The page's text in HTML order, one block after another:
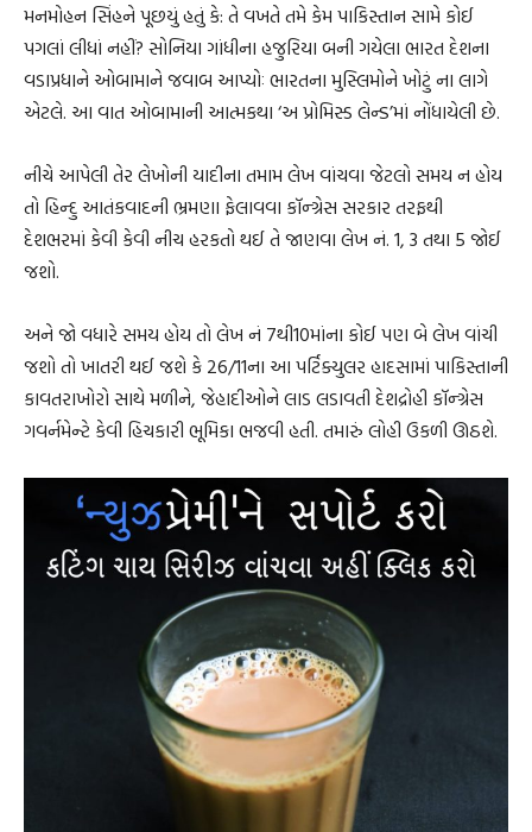
મનમોહન સિંહને પૂછયું હતું કે: તે વખતે તમે કેમ પાકિસ્તાન સામે કોઈ
પગલાં લીધાં નહીં? સોનિયા ગાંધીના હજુરિયા બની ગયેલા ભારત દેશના
વડાપ્રધાને ઓબામાને જવાબ આપ્યોઃ ભારતના મુસ્લિમોને ખોટું ના લાગે
એટલે. આ વાત ઓબામાની આત્મકથા ‘અ પ્રોમિસ્ડ લેન્ડ’માં નોંધાયેલી છે.
નીચે આપેલી તેર લેખોની યાદીના તમામ લેખ વાંચવા જેટલો સમય ન હોય
તો હિન્દુ આતંકવાદની ભ્રમણા ફેલાવવા કૉન્ગ્રેસ સરકાર તરફથી
દેશભરમાં કેવી કેવી નીચ હરકતો થઈ તે જાણવા લેખ નં. 1, 3 તથા 5 જોઈ
જશો.
અને જો વધારે સમય હોય તો લેખ નં 7થી10માંના કોઈ પણ બે લેખ વાંચી
જશો તો ખાતરી થઈ જશે કે 26/11ના આ પર્ટિક્યુલર હાદસામાં પાકિસ્તાની
કાવતરાખોરો સાથે મળીને, જેહાદીઓને લાડ લડાવતી દેશદ્રોહી કૉન્ગ્રેસ
ગવર્નમેન્ટે કેવી હિચકારી ભૂમિકા ભજવી હતી. તમારું લોહી ઉકળી ઊઠશે.